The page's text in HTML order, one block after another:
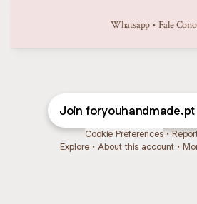
Whatsapp • Fale
Join
Cookie Preferences •
Explore • About this account •